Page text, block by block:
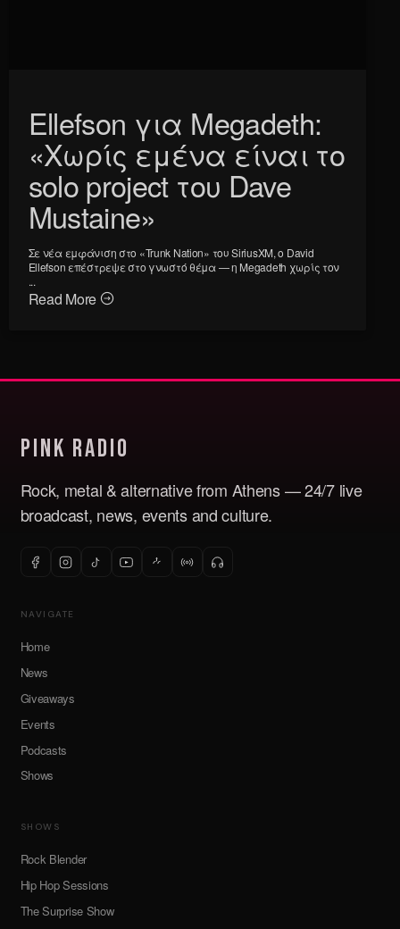
Ellefson για Megadeth:
«Χωρίς εμένα είναι το
solo project του Dave
Mustaine»
Σε νέα εμφάνιση στο «Trunk Nation» του SiriusXM, ο David
Ellefson επέστρεψε στο γνωστό θέμα — η Megadeth χωρίς τον
...
Read More
Pink Radio
Rock, metal & alternative from Athens — 24/7 live
broadcast, news, events and culture.
NAVIGATE
Home
News
Giveaways
Events
Podcasts
Shows
SHOWS
Rock Blender
Hip Hop Sessions
The Surprise Show